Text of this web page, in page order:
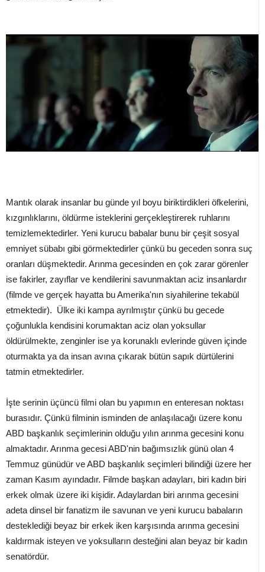
Mantık olarak insanlar bu günde yıl boyu biriktirdikleri öfkelerini,
kızgınlıklarını, öldürme isteklerini gerçekleştirerek ruhlarını
temizlemektedirler. Yeni kurucu babalar bunu bir çeşit sosyal
emniyet sübabı gibi görmektedirler çünkü bu geceden sonra suç
oranları düşmektedir. Arınma gecesinden en çok zarar görenler
ise fakirler, zayıflar ve kendilerini savunmaktan aciz insanlardır
(filmde ve gerçek hayatta bu Amerika'nın siyahilerine tekabül
etmektedir). Ülke iki kampa ayrılmıştır çünkü bu gecede
çoğunlukla kendisini korumaktan aciz olan yoksullar
öldürülmekte, zenginler ise ya korunaklı evlerinde güven içinde
oturmakta ya da insan avına çıkarak bütün sapık dürtülerini
tatmin etmektedirler.
İşte serinin üçüncü filmi olan bu yapımın en enteresan noktası
burasıdır. Çünkü filminin isminden de anlaşılacağı üzere konu
ABD başkanlık seçimlerinin olduğu yılın arınma gecesini konu
almaktadır. Arınma gecesi ABD'nin bağımsızlık günü olan 4
Temmuz günüdür ve ABD başkanlık seçimleri bilindiği üzere her
zaman Kasım ayındadır. Filmde başkan adayları, biri kadın biri
erkek olmak üzere iki kişidir. Adaylardan biri arınma gecesini
adeta dinsel bir fanatizm ile savunan ve yeni kurucu babaların
desteklediği beyaz bir erkek iken karşısında arınma gecesini
kaldırmak isteyen ve yoksulların desteğini alan beyaz bir kadın
senatördür.